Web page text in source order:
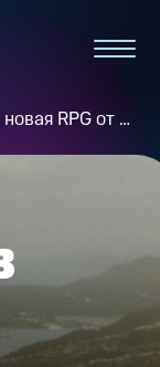
Exodus: Чем удивит новая RPG от ветеранов BioWare?